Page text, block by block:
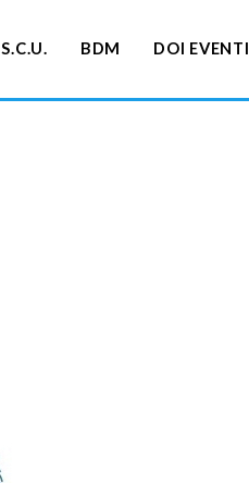
S.C.U. BDM DOI EVENTI